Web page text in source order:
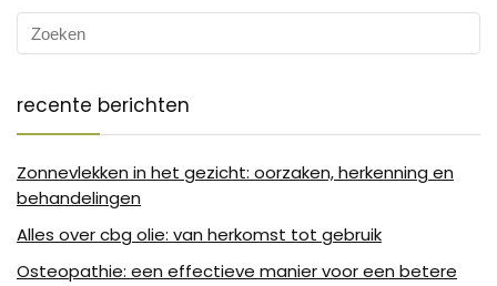
recente berichten
Zonnevlekken in het gezicht: oorzaken, herkenning en
behandelingen
Alles over cbg olie: van herkomst tot gebruik
Osteopathie: een effectieve manier voor een betere